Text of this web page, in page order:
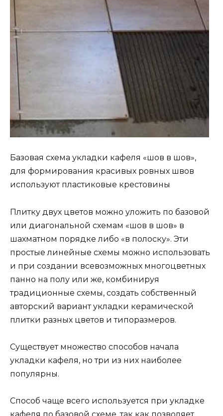
Базовая схема укладки кафеля «шов в шов»,
для формирования красивых ровных швов
используют пластиковые крестовины
Плитку двух цветов можно уложить по базовой
или диагональной схемам «шов в шов» в
шахматном порядке либо «в полоску». Эти
простые линейные схемы можно использовать
и при создании всевозможных многоцветных
панно на полу или же, комбинируя
традиционные схемы, создать собственный
авторский вариант укладки керамической
плитки разных цветов и типоразмеров.
Существует множество способов начала
укладки кафеля, но три из них наиболее
популярны.
Способ чаще всего используется при укладке